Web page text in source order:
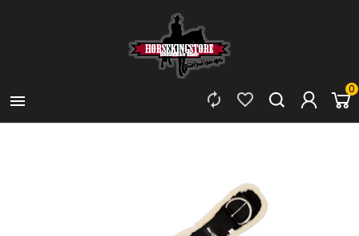

0

